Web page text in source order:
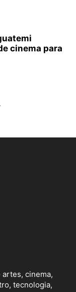
cinema para
cinema,
tecnologia,